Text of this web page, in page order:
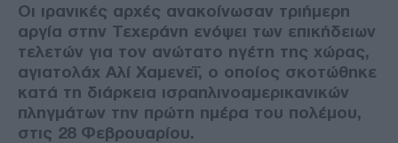
Οι ιρανικές αρχές ανακοίνωσαν τριήμερη
αργία στην Τεχεράνη ενόψει των επικήδειων
τελετών για τον ανώτατο ηγέτη της χώρας,
αγιατολάχ Αλί Χαμενεΐ, ο οποίος σκοτώθηκε
κατά τη διάρκεια ισραηλινοαμερικανικών
πληγμάτων την πρώτη ημέρα του πολέμου,
στις 28 Φεβρουαρίου.